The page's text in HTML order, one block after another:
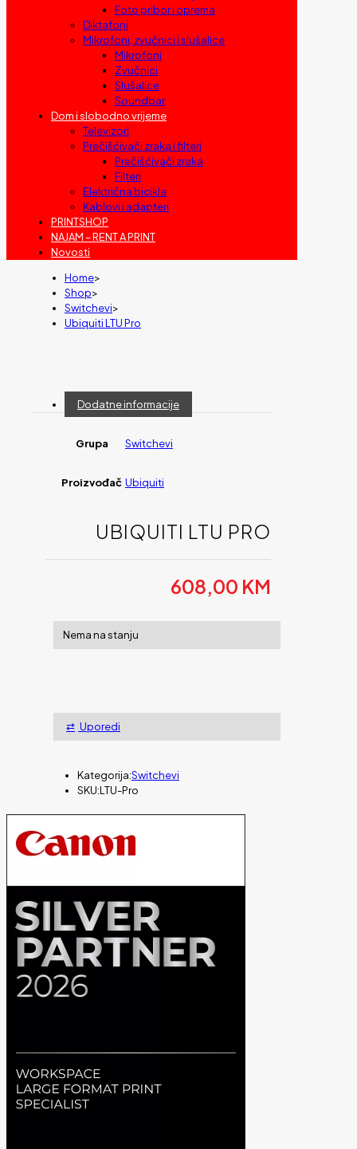
Foto pribor i oprema
Diktafoni
Mikrofoni, zvučnici i slušalice
Mikrofoni
Zvučnici
Slušalice
Soundbar
Dom i slobodno vrijeme
Televizori
Prečišćivači zraka i filteri
Prečišćivači zraka
Filteri
Električna bicikla
Kablovi i adapteri
PRINTSHOP
NAJAM – RENT A PRINT
Novosti
Home>
Shop>
Switchevi>
Ubiquiti LTU Pro
Dodatne informacije
Grupa Switchevi
Proizvođač Ubiquiti
UBIQUITI LTU PRO
608,00 KM
Nema na stanju
Uporedi
Kategorija:Switchevi
SKU:LTU-Pro